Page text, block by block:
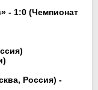
- 1:0 (Чемпионат
Россия) -